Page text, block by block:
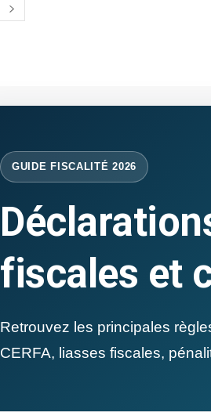
GUIDE FISCALITÉ 2026
fiscales et
Retrouvez les principales
CERFA, liasses fiscales,